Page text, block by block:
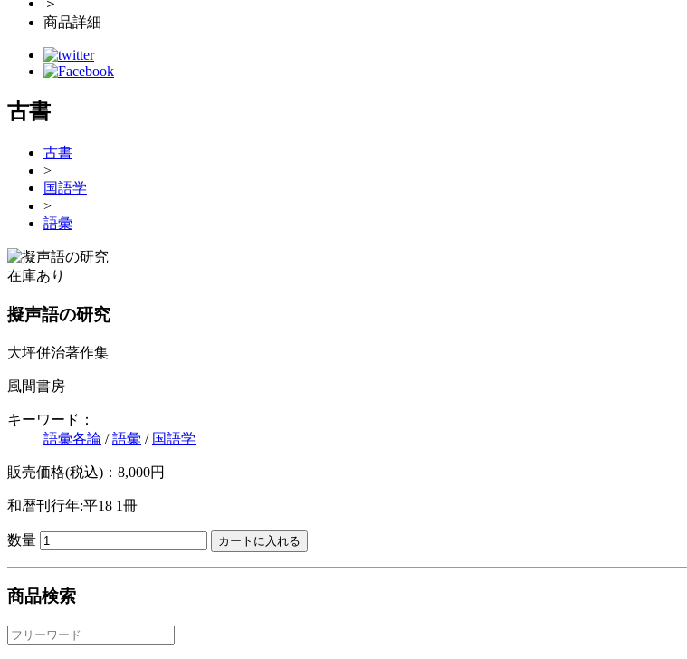
商品詳細
古書
古書
>
国語学
>
語彙
在庫あり
擬声語の研究
大坪併治著作集
風間書房
キーワード：
語彙各論 /語彙 / 国語学
販売価格(税込)：8,000円
和暦刊行年:平18 1冊
数量
商品検索